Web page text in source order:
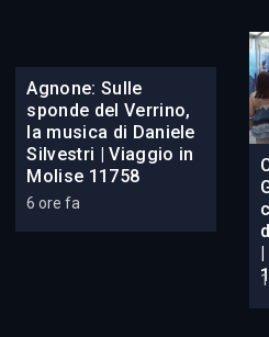
Agnone: Sulle
sponde del Verrino,
la musica di Daniele
Silvestri | Viaggio in
Molise 11758
6 ore fa